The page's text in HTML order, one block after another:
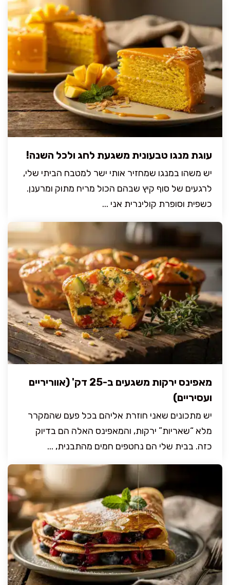
עוגת מנגו טבעונית משגעת לחג ולכל השנה!
יש משהו במנגו שמחזיר אותי ישר למטבח הביתי שלי,
לרגעים של סוף קיץ שבהם הכול מריח מתוק ומרענן.
כשפית וסופרת קולינרית אני ...
מאפינס ירקות משגעים ב-25 דק' (אווריריים
ועסיריים)
יש מתכונים שאני חוזרת אליהם בכל פעם שהמקרר
מלא “שאריות” ירקות, והמאפינס האלה הם בדיוק
כזה. בבית שלי הם נחטפים חמים מהתבנית, ...